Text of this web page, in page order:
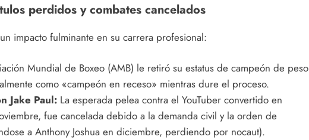
perdidos y combates cancelados
impacto fulminante en su carrera profesional:
Mundial de Boxeo (AMB) le retiró su estatus de campeón de peso
como «campeón en receso» mientras dure el proceso.
Jake Paul:La esperada pelea contra el YouTuber convertido en
fue cancelada debido a la demanda civil y la orden de
a Anthony Joshua en diciembre, perdiendo por nocaut).